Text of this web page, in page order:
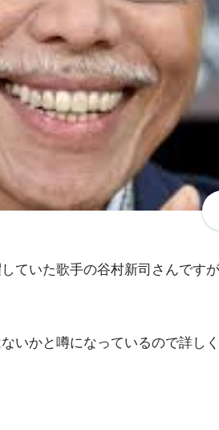
ていた歌手の谷村新司さんです
いかと噂になっているので詳し